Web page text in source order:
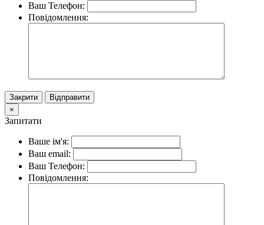
Ваш Телефон:
Повідомлення:
Закрити
Відправити
×
Запитати
Ваше ім'я:
Ваш email:
Ваш Телефон:
Повідомлення: